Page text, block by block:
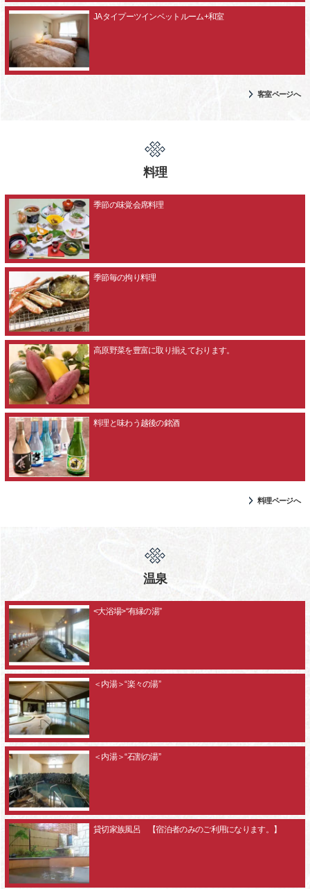
JAタイプーツインベットルーム+和室
客室ページへ
料理
季節の味覚会席料理
季節毎の拘り料理
高原野菜を豊富に取り揃えております。
料理と味わう越後の銘酒
料理ページへ
温泉
<大浴場>“有縁の湯”
＜内湯＞“楽々の湯”
＜内湯＞“石割の湯”
貸切家族風呂 【宿泊者のみのご利用になります。】